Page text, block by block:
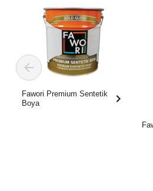
Fawori Premium Sentetik
Boya